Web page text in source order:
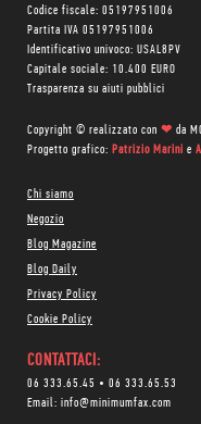
Codice fiscale: 05197951006
Partita IVA 05197951006
Identificativo univoco: USAL8PV
Capitale sociale: 10.400 EURO
Trasparenza su aiuti pubblici
Copyright © realizzato con ❤ da
Progetto grafico: Patrizio Marini e
Chi siamo
Negozio
Blog Magazine
Blog Daily
Privacy Policy
Cookie Policy
CONTATTACI:
06 333.65.45 • 06 333.65.53
Email: info@minimumfax.com